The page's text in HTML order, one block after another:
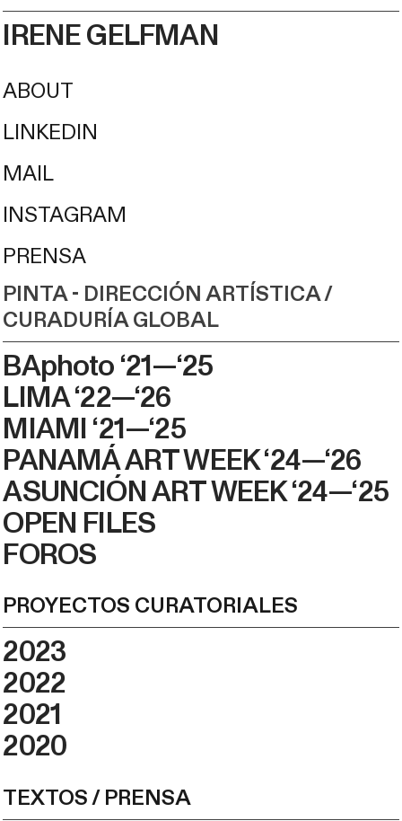
IRENE GELFMAN
ABOUT
LINKEDIN
MAIL
INSTAGRAM
PRENSA
PINTA - DIRECCIÓN ARTÍSTICA /
CURADURÍA GLOBAL
BAphoto ‘21—‘25
LIMA ‘22—‘26
MIAMI ‘21—‘25
PANAMÁ ART WEEK ‘24—‘26
ASUNCIÓN ART WEEK ‘24—‘25
OPEN FILES
FOROS
PROYECTOS CURATORIALES
2023
2022
2021
2020
TEXTOS / PRENSA